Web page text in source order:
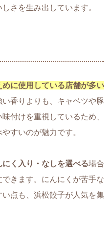
さを生み出しています。
めに使用している店舗が多い
香りよりも、キャベツや豚
付けを重視しているため、
すいのが魅力です。
く入り・なしを選べる場合
きます。にんにくが苦手な
点も、浜松餃子が人気を集